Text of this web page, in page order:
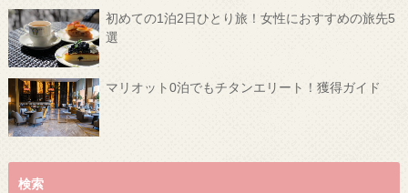
初めての1泊2日ひとり旅！女性におすすめの旅先5
選
マリオット0泊でもチタンエリート！獲得ガイド
検索